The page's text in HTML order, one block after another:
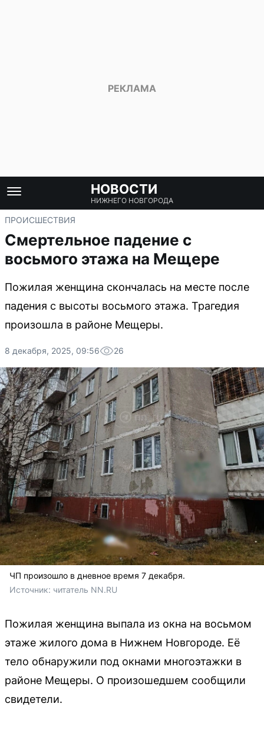
НОВОСТИ
НИЖНЕГО НОВГОРОДА
ПРОИСШЕСТВИЯ
Смертельное падение с
восьмого этажа на Мещере
Пожилая женщина скончалась на месте после
падения с высоты восьмого этажа. Трагедия
произошла в районе Мещеры.
8 декабря, 2025, 09:56 26
ЧП произошло в дневное время 7 декабря.
Источник: читатель NN.RU
Пожилая женщина выпала из окна на восьмом
этаже жилого дома в Нижнем Новгороде. Её
тело обнаружили под окнами многоэтажки в
районе Мещеры. О произошедшем сообщили
свидетели.